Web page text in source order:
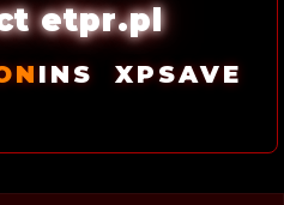
etpr.pl
INS XPSAVE